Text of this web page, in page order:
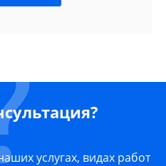
услугах, видах работ